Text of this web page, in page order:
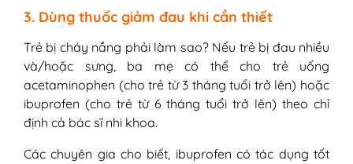
3. Dùng thuốc giảm đau khi cần thiết
Trẻ bị cháy nắng phải làm sao? Nếu trẻ bị đau nhiều
và/hoặc sưng, ba mẹ có thể cho trẻ uống
acetaminophen (cho trẻ từ 3 tháng tuổi trở lên) hoặc
ibuprofen (cho trẻ từ 6 tháng tuổi trở lên) theo chỉ
định cả bác sĩ nhi khoa.
Các chuyên gia cho biết, ibuprofen có tác dụng tốt